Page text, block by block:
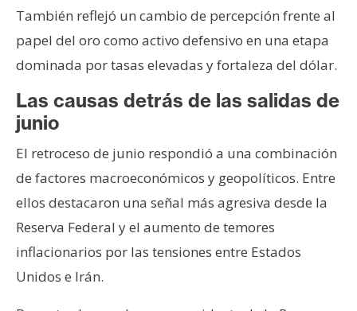
También reflejó un cambio de percepción frente al
papel del oro como activo defensivo en una etapa
dominada por tasas elevadas y fortaleza del dólar.
Las causas detrás de las salidas de
junio
El retroceso de junio respondió a una combinación
de factores macroeconómicos y geopolíticos. Entre
ellos destacaron una señal más agresiva desde la
Reserva Federal y el aumento de temores
inflacionarios por las tensiones entre Estados
Unidos e Irán.